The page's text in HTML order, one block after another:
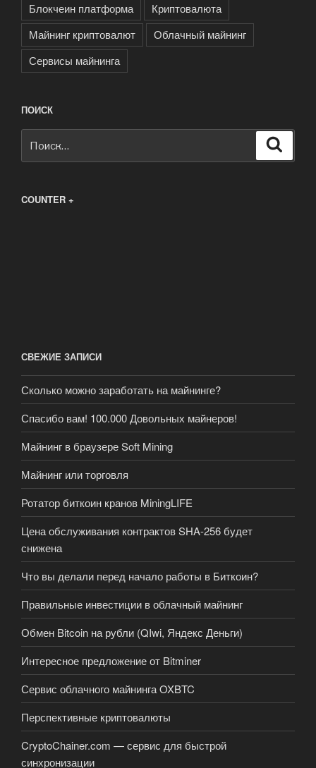
Блокчеин платформа
Криптовалюта
Майнинг криптовалют
Облачный майнинг
Сервисы майнинга
ПОИСК
COUNTER +
СВЕЖИЕ ЗАПИСИ
Сколько можно заработать на майнинге?
Спасибо вам! 100.000 Довольных майнеров!
Майнинг в браузере Soft Mining
Майнинг или торговля
Ротатор биткоин кранов MiningLIFE
Цена обслуживания контрактов SHA-256 будет
снижена
Что вы делали перед начало работы в Биткоин?
Правильные инвестиции в облачный майнинг
Обмен Bitcoin на рубли (QIwi, Яндекс Деньги)
Интересное предложение от Bitminer
Сервис облачного майнинга OXBTC
Перспективные криптовалюты
CryptoChainer.com — сервис для быстрой
синхронизации